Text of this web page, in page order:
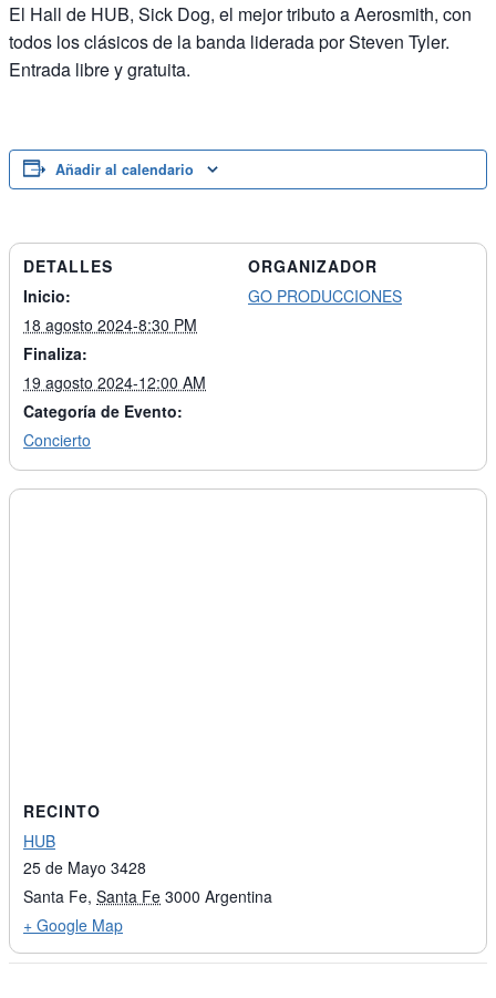
El Hall de HUB, Sick Dog, el mejor tributo a Aerosmith, con
todos los clásicos de la banda liderada por Steven Tyler.
Entrada libre y gratuita.
Añadir al calendario
DETALLES
Inicio:
18 agosto 2024-8:30 PM
Finaliza:
19 agosto 2024-12:00 AM
Categoría de Evento:
Concierto
ORGANIZADOR
GO PRODUCCIONES
RECINTO
HUB
25 de Mayo 3428
Santa Fe, Santa Fe 3000 Argentina
+ Google Map